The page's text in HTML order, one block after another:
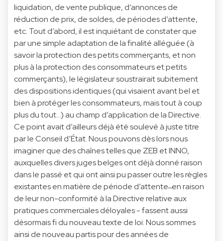
liquidation, de vente publique, d’annonces de
réduction de prix, de soldes, de périodes d’attente,
etc. Tout d’abord, il est inquiétant de constater que
par une simple adaptation de la finalité alléguée (à
savoir la protection des petits commerçants, et non
plus à la protection des consommateurs et petits
commerçants), le législateur soustrairait subitement
des dispositions identiques (qui visaient avant bel et
bien à protéger les consommateurs, mais tout à coup
plus du tout…) au champ d’application de la Directive.
Ce point avait d’ailleurs déjà été soulevé à juste titre
par le Conseil d’État. Nous pouvons dès lors nous
imaginer que des chaînes telles que ZEB et INNO,
auxquelles divers juges belges ont déjà donné raison
dans le passé et qui ont ainsi pu passer outre les règles
existantes en matière de période d’attente ̶ en raison
de leur non-conformité à la Directive relative aux
pratiques commerciales déloyales - fassent aussi
désormais fi du nouveau texte de loi. Nous sommes
ainsi de nouveau partis pour des années de